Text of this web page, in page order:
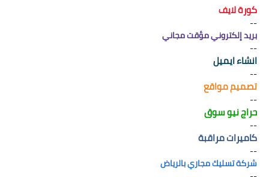
كورة لايف
--
بريد إلكتروني مؤقت مجاني
--
انشاء ايميل
--
تصميم مواقع
--
حراج نيو سوق
--
كاميرات مراقبة
--
شركة تسليك مجاري بالرياض